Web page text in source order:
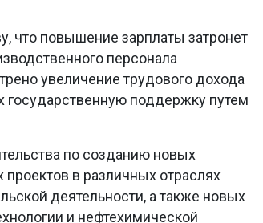
что повышение зарплаты затронет
персонала
увеличение трудового дохода
государственную поддержку путем
по созданию новых
в различных отраслях
деятельности, а также новых
и нефтехимической